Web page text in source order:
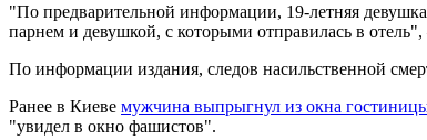
"По предварительной информации, 19-летняя
парнем и девушкой, с которыми отправилась в
По информации издания, следов насильственной
Ранее в Киеве мужчина выпрыгнул из окна
"увидел в окно фашистов".